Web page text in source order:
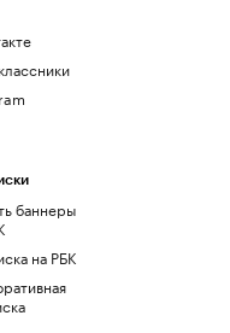
баннеры
на РБК